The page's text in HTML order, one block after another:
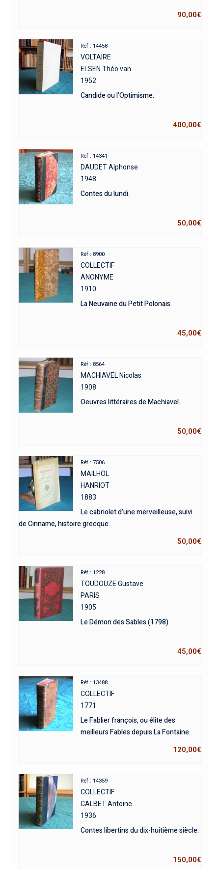
90,00€
Réf : 14458
VOLTAIRE
ELSEN Théo van
1952
Candide ou l’Optimisme.
400,00€
Réf : 14341
DAUDET Alphonse
1948
Contes du lundi.
50,00€
Réf : 8900
COLLECTIF
ANONYME
1910
La Neuvaine du Petit Polonais.
45,00€
Réf : 8564
MACHIAVEL Nicolas
1908
Oeuvres littéraires de Machiavel.
50,00€
Réf : 7506
MAILHOL
HANRIOT
1883
Le cabriolet d’une merveilleuse, suivi
de Cinname, histoire grecque.
50,00€
Réf : 1228
TOUDOUZE Gustave
PARIS
1905
Le Démon des Sables (1798).
45,00€
Réf : 13488
COLLECTIF
1771
Le Fablier françois, ou élite des
meilleurs Fables depuis La Fontaine.
120,00€
Réf : 14359
COLLECTIF
CALBET Antoine
1936
Contes libertins du dix-huitième siècle.
150,00€